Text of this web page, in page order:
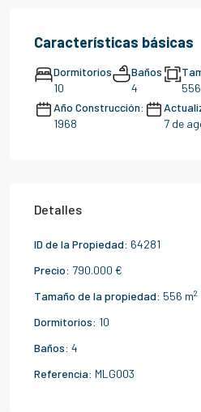
Características básicas
Dormitorios
10
Baños
4
Año Construcción:
1968
7 de
Detalles
ID de la Propiedad: 64281
Precio: 790.000 €
Tamaño de la propiedad: 556 m2
Dormitorios: 10
Baños: 4
Referencia: MLG003